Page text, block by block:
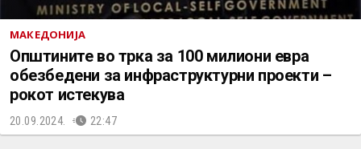
МАКЕДОНИЈА
Општините во трка за 100 милиони евра
обезбедени за инфраструктурни проекти –
рокот истекува
20.09.2024. 22:47